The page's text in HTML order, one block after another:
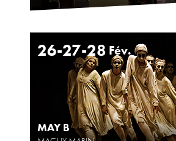
26-27-28 Fév.
MAY B